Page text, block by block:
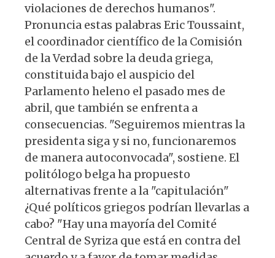
violaciones de derechos humanos".
Pronuncia estas palabras Eric Toussaint,
el coordinador científico de la Comisión
de la Verdad sobre la deuda griega,
constituida bajo el auspicio del
Parlamento heleno el pasado mes de
abril, que también se enfrenta a
consecuencias. "Seguiremos mientras la
presidenta siga y si no, funcionaremos
de manera autoconvocada", sostiene. El
politólogo belga ha propuesto
alternativas frente a la "capitulación"
¿Qué políticos griegos podrían llevarlas a
cabo? "Hay una mayoría del Comité
Central de Syriza que está en contra del